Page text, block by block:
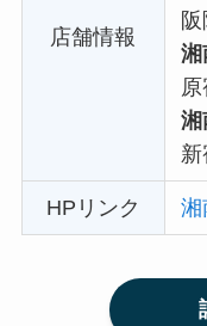
店舗情報
湘
湘
HPリンク 湘